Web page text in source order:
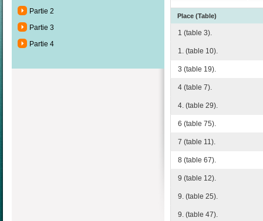
Partie 2
Partie 3
Partie 4
Place (Table)
1 (table 3).
1. (table 10).
3 (table 19).
4 (table 7).
4. (table 29).
6 (table 75).
7 (table 11).
8 (table 67).
9 (table 12).
9. (table 25).
9. (table 47).